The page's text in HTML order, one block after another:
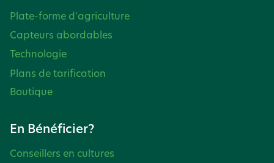
Plate-forme d'agriculture
Capteurs abordables
Technologie
Plans de tarification
Boutique
En Bénéficier?
Conseillers en cultures